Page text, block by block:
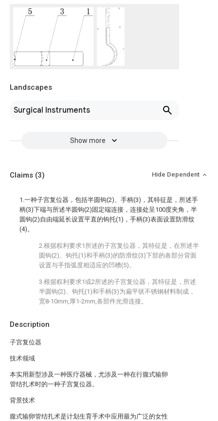
Landscapes
Surgical Instruments
Show more
Description
子宫复位器
技术领域
本实用新型涉及一种医疗器械，尤涉及一种在行腹式输卵
管结扎术时的一种子宫复位器。
背景技术
腹式输卵管结扎术是计划生育手术中应用最为广泛的女性
Claims (3) Hide Dependent
1.一种子宫复位器，包括半圆钩(2)、手柄(3)，其特征是，所述手
柄(3)下端与所述半圆钩(2)固定端连接，连接处呈100度夹角，半
圆钩(2)自由端延长设置平直的钩托(1)，手柄(3)表面设置防滑纹
(4)。
2.根据权利要求1所述的子宫复位器，其特征是，在所述半
圆钩(2)、钩托(1)和手柄(3)的防滑纹(3)下部的各部分背面
设置与手指弧度相适应的凹槽(5)。
3.根据权利要求1或2所述的子宫复位器，其特征是，所述
半圆钩(2)、钩托(1)和手柄(3)为扁平状不锈钢材料制成，
宽8-10mm,厚1-2mm,各部件光滑连接。